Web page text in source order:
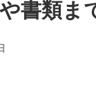
書類ま